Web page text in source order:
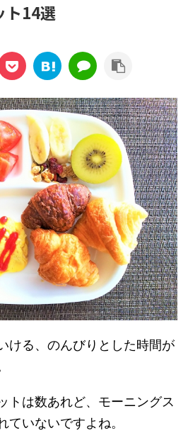
ト14選
ける、のんびりとした時間が
トは数あれど、モーニングス
ていないですよね。